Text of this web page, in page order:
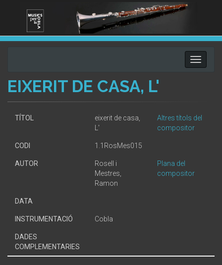
Toggle
EIXERIT DE CASA, L'
TÍTOL
eixerit de casa,
L'
Altres títols del
compositor
CODI 1.1RosMes015
AUTOR
Rosell i
Mestres,
Ramon
Plana del
compositor
DATA
INSTRUMENTACIÓ Cobla
DADES
COMPLEMENTARIES